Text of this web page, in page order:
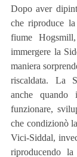
Dopo aver
che riproduce
fiume
immergere la
maniera
riscaldata. La
anche quando
funzionare,
che condizionò
Vici-Siddal,
riproducendo